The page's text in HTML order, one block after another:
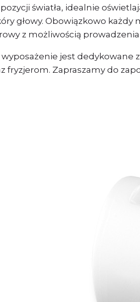
pozycji światła, idealnie
głowy. Obowiązkowo
z możliwością
jest
fryzjerom. Zapraszamy do